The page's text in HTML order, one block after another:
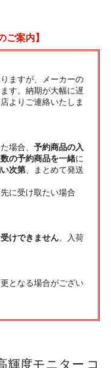
ご案内】
ますが、メーカーの
す。納期が大幅に遅
よりご連絡いたしま
場合、 予約商品の入
の予約商品を一緒に
次第、まとめて発送
に受け取たい場合
けできません。入荷
となる場合がござい
輝度モニター コ